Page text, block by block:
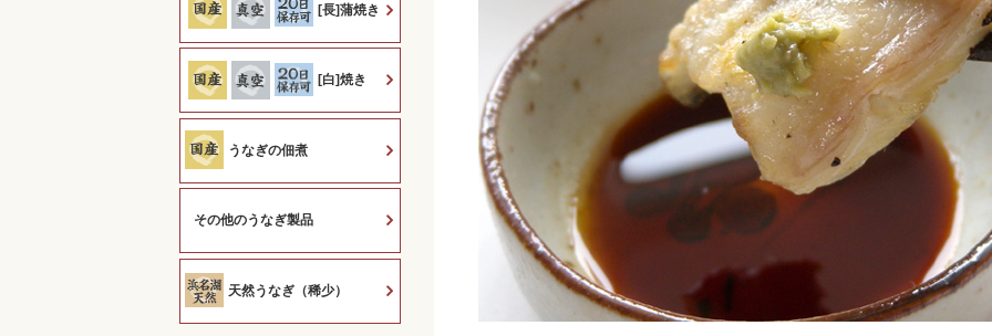
[長]蒲焼き
[白]焼き
うなぎの佃煮
その他のうなぎ製品
天然うなぎ（稀少）